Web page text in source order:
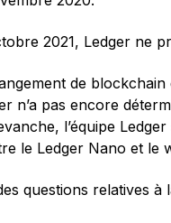
2021, Ledger ne
de
n’a pas encore
l’équipe
le Ledger Nano et le
questions relatives